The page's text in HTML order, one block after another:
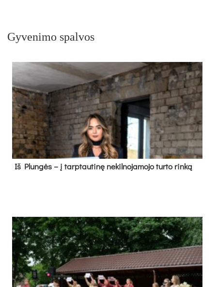
Gyvenimo spalvos
Iš Plungės – į tarptautinę nekilnojamojo turto rinką